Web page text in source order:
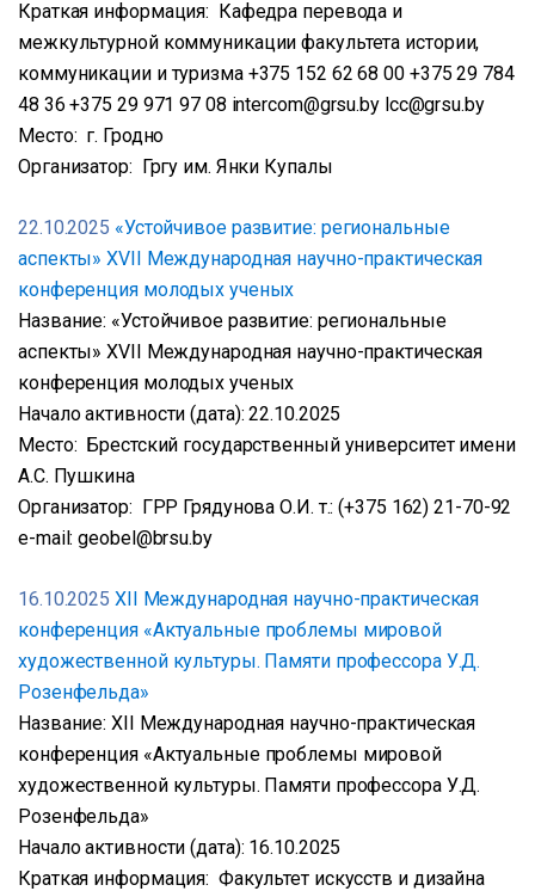
Краткая информация: Кафедра перевода и
межкультурной коммуникации факультета истории,
коммуникации и туризма +375 152 62 68 00 +375 29 784
48 36 +375 29 971 97 08 intercom@grsu.by lcc@grsu.by
Место: г. Гродно
Организатор: Гргу им. Янки Купалы
22.10.2025 «Устойчивое развитие: региональные
аспекты» XVII Международная научно-практическая
конференция молодых ученых
Название: «Устойчивое развитие: региональные
аспекты» XVII Международная научно-практическая
конференция молодых ученых
Начало активности (дата): 22.10.2025
Место: Брестский государственный университет имени
А.С. Пушкина
Организатор: ГРР Грядунова О.И. т.: (+375 162) 21-70-92
e-mail: geobel@brsu.by
16.10.2025 XІІ Международная научно-практическая
конференция «Актуальные проблемы мировой
художественной культуры. Памяти профессора У.Д.
Розенфельда»
Название: XІІ Международная научно-практическая
конференция «Актуальные проблемы мировой
художественной культуры. Памяти профессора У.Д.
Розенфельда»
Начало активности (дата): 16.10.2025
Краткая информация: Факультет искусств и дизайна